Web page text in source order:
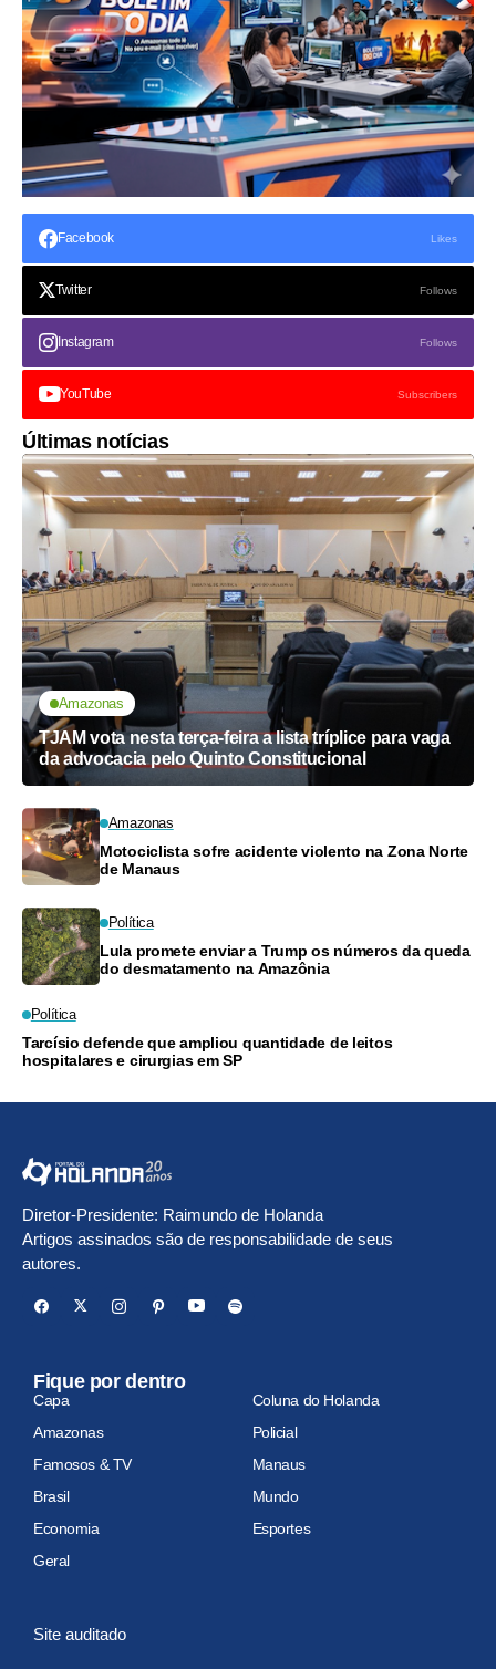
Facebook Likes
Twitter Follows
Instagram Follows
YouTube Subscribers
Últimas notícias
Amazonas
TJAM vota nesta terça-feira a lista tríplice para vaga
da advocacia pelo Quinto Constitucional
Amazonas
Motociclista sofre acidente violento na Zona Norte
de Manaus
Política
Lula promete enviar a Trump os números da queda
do desmatamento na Amazônia
Política
Tarcísio defende que ampliou quantidade de leitos
hospitalares e cirurgias em SP
Diretor-Presidente: Raimundo de Holanda
Artigos assinados são de responsabilidade de seus
autores.
Fique por dentro
Capa
Coluna do Holanda
Amazonas
Policial
Famosos & TV
Manaus
Brasil
Mundo
Economia
Esportes
Geral
Site auditado